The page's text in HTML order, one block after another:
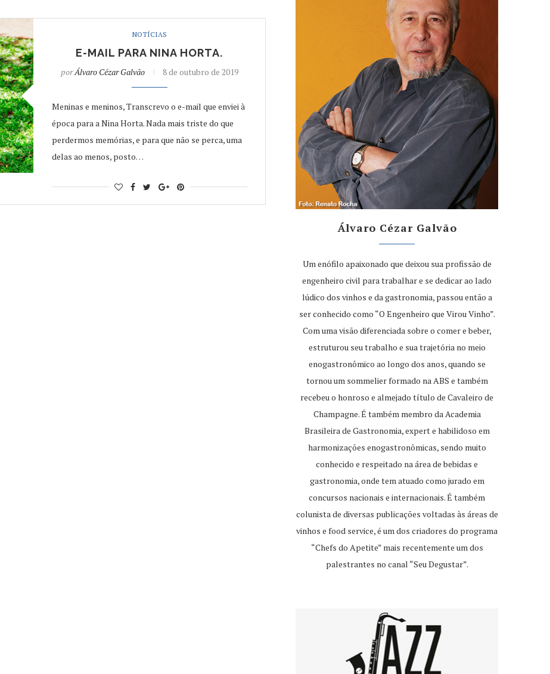
NOTÍCIAS
E-MAIL PARA NINA HORTA.
porÁlvaro Cézar Galvão 8 de outubro de 2019
Meninas e meninos, Transcrevo o e-mail que enviei à
época para a Nina Horta. Nada mais triste do que
perdermos memórias, e para que não se perca, uma
delas ao menos, posto…
Álvaro Cézar Galvão
Um enófilo apaixonado que deixou sua profissão de
engenheiro civil para trabalhar e se dedicar ao lado
lúdico dos vinhos e da gastronomia, passou então a
ser conhecido como “O Engenheiro que Virou Vinho”.
Com uma visão diferenciada sobre o comer e beber,
estruturou seu trabalho e sua trajetória no meio
enogastronômico ao longo dos anos, quando se
tornou um sommelier formado na ABS e também
recebeu o honroso e almejado título de Cavaleiro de
Champagne. É também membro da Academia
Brasileira de Gastronomia, expert e habilidoso em
harmonizações enogastronômicas, sendo muito
conhecido e respeitado na área de bebidas e
gastronomia, onde tem atuado como jurado em
concursos nacionais e internacionais. É também
colunista de diversas publicações voltadas às áreas de
vinhos e food service, é um dos criadores do programa
“Chefs do Apetite” mais recentemente um dos
palestrantes no canal “Seu Degustar”.